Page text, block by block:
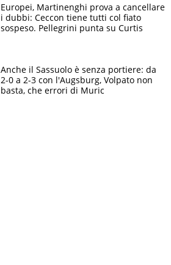
Europei, Martinenghi prova a cancellare
i dubbi: Ceccon tiene tutti col fiato
sospeso. Pellegrini punta su Curtis
Anche il Sassuolo è senza portiere: da
2-0 a 2-3 con l'Augsburg, Volpato non
basta, che errori di Muric